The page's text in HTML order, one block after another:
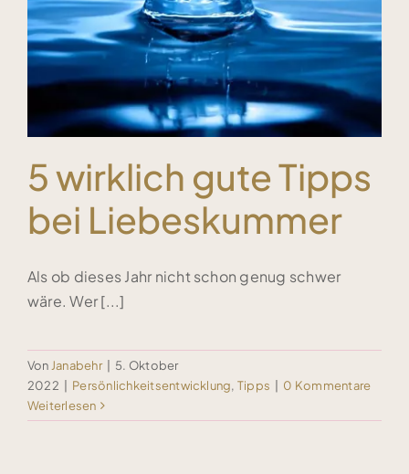
5 wirklich gute Tipps
bei Liebeskummer
Als ob dieses Jahr nicht schon genug schwer
wäre. Wer [...]
VonJanabehr
5. Oktober
2022
Persönlichkeitsentwicklung, Tipps
0 Kommentare
Weiterlesen